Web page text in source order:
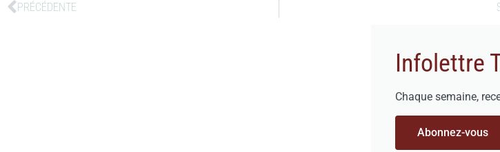
PRÉCÉDENTE
Infolettre
Chaque semaine,
Abonnez-vous